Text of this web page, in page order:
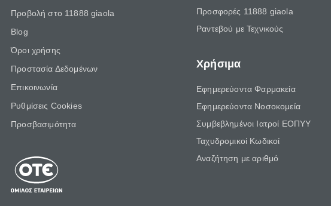
Προβολή στο 11888 giaola
Blog
Όροι χρήσης
Προστασία Δεδομένων
Επικοινωνία
Ρυθμίσεις Cookies
Προσβασιμότητα
Προσφορές 11888 giaola
Ραντεβού με Τεχνικούς
Χρήσιμα
Εφημερεύοντα Φαρμακεία
Εφημερεύοντα Νοσοκομεία
Συμβεβλημένοι Ιατροί ΕΟΠΥΥ
Ταχυδρομικοί Κωδικοί
Αναζήτηση με αριθμό